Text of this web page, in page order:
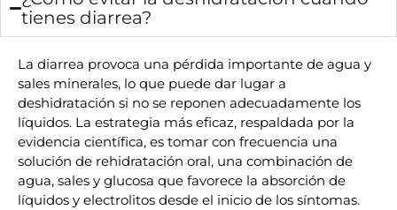
tienes diarrea?
La diarrea provoca una pérdida importante de agua y
sales minerales, lo que puede dar lugar a
deshidratación si no se reponen adecuadamente los
líquidos. La estrategia más eficaz, respaldada por la
evidencia científica, es tomar con frecuencia una
solución de rehidratación oral, una combinación de
agua, sales y glucosa que favorece la absorción de
líquidos y electrolitos desde el inicio de los síntomas.